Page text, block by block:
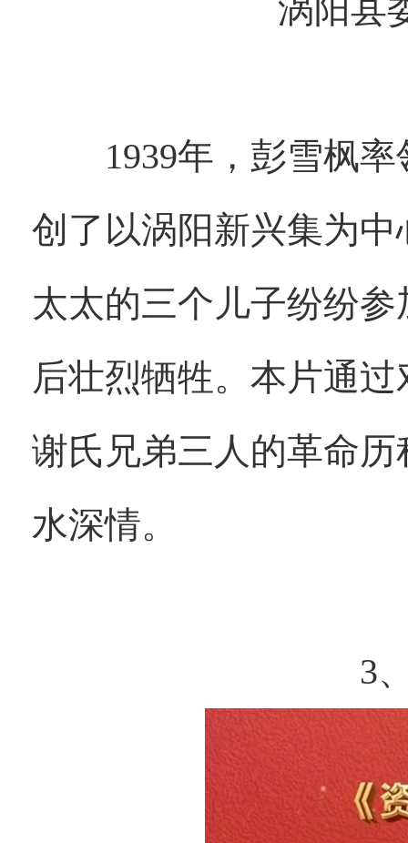
涡阳县
1939年，彭雪枫率
创了以涡阳新兴集为
太太的三个儿子纷纷
后壮烈牺牲。本片通
谢氏兄弟三人的革命
水深情。
3、